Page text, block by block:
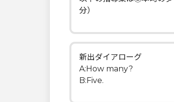
分）
新出ダイアローグ
A:How many?
B:Five.